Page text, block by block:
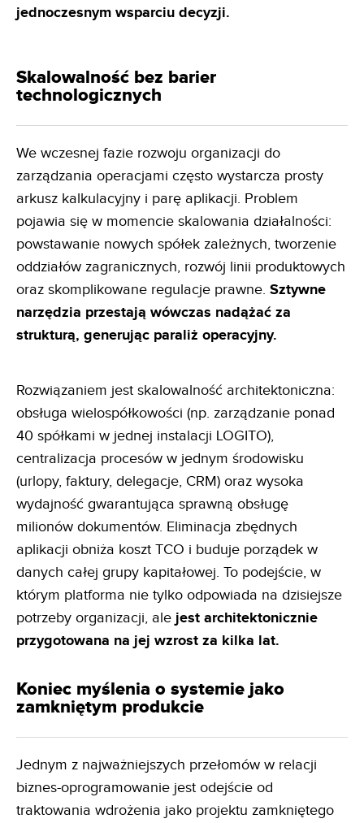
jednoczesnym wsparciu decyzji.
Skalowalność bez barier
technologicznych
We wczesnej fazie rozwoju organizacji do
zarządzania operacjami często wystarcza prosty
arkusz kalkulacyjny i parę aplikacji. Problem
pojawia się w momencie skalowania działalności:
powstawanie nowych spółek zależnych, tworzenie
oddziałów zagranicznych, rozwój linii produktowych
oraz skomplikowane regulacje prawne. Sztywne
narzędzia przestają wówczas nadążać za
strukturą, generując paraliż operacyjny.
Rozwiązaniem jest skalowalność architektoniczna:
obsługa wielospółkowości (np. zarządzanie ponad
40 spółkami w jednej instalacji LOGITO),
centralizacja procesów w jednym środowisku
(urlopy, faktury, delegacje, CRM) oraz wysoka
wydajność gwarantująca sprawną obsługę
milionów dokumentów. Eliminacja zbędnych
aplikacji obniża koszt TCO i buduje porządek w
danych całej grupy kapitałowej. To podejście, w
którym platforma nie tylko odpowiada na dzisiejsze
potrzeby organizacji, ale jest architektonicznie
przygotowana na jej wzrost za kilka lat.
Koniec myślenia o systemie jako
zamkniętym produkcie
Jednym z najważniejszych przełomów w relacji
biznes-oprogramowanie jest odejście od
traktowania wdrożenia jako projektu zamkniętego